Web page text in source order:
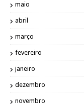
maio
abril
março
fevereiro
janeiro
dezembro
novembro